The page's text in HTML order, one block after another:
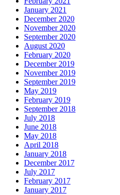
January 2021
December 2020
November 2020
September 2020
August 2020
February 2020
December 2019
November 2019
September 2019
May 2019
February 2019
September 2018
July 2018
June 2018
May 2018
April 2018
January 2018
December 2017
July 2017
February 2017
January 2017